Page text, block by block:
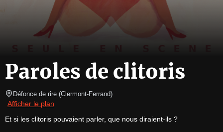
Paroles de clitoris
Défonce de rire (Clermont-Ferrand)
Afficher le plan
Et si les clitoris pouvaient parler, que nous diraient-ils ?